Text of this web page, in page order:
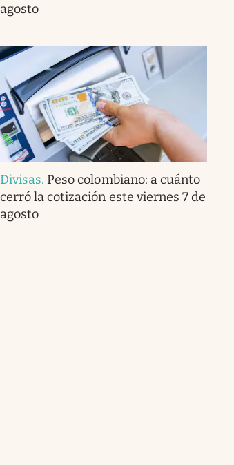
agosto
Divisas. Peso colombiano: a cuánto
cerró la cotización este viernes 7 de
agosto